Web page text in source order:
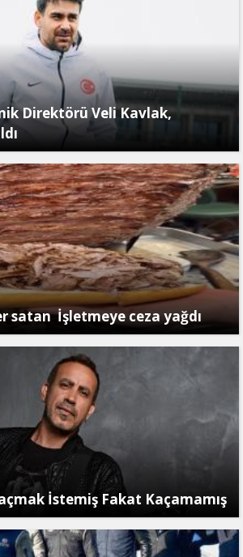
Direktörü Veli Kavlak,
satan İşletmeye ceza yağdı
İstemiş Fakat Kaçamamış